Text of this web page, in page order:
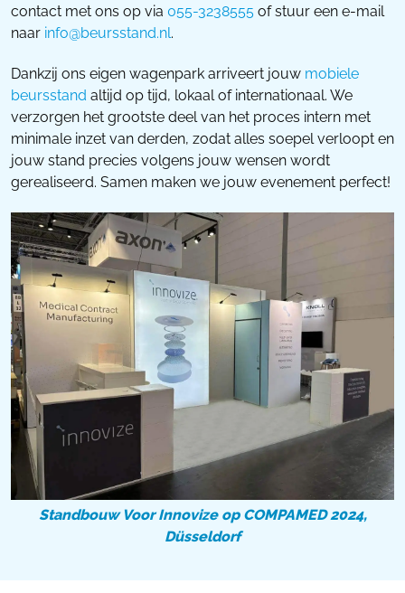
contact met ons op via 055-3238555 of stuur een e-mail
naar info@beursstand.nl.
Dankzij ons eigen wagenpark arriveert jouw mobiele
beursstand altijd op tijd, lokaal of internationaal. We
verzorgen het grootste deel van het proces intern met
minimale inzet van derden, zodat alles soepel verloopt en
jouw stand precies volgens jouw wensen wordt
gerealiseerd. Samen maken we jouw evenement perfect!
Standbouw Voor Innovize op COMPAMED 2024,
Düsseldorf